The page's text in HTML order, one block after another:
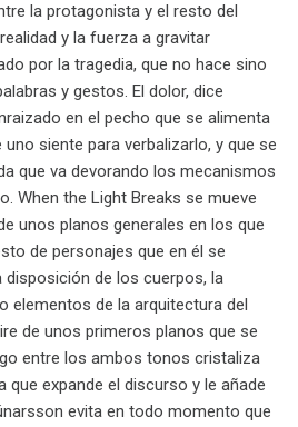
la protagonista y el resto del
y la fuerza a gravitar
por la tragedia, que no hace sino
y gestos. El dolor, dice
en el pecho que se alimenta
siente para verbalizarlo, y que se
que va devorando los mecanismos
When the Light Breaks se mueve
unos planos generales en los que
de personajes que en él se
disposición de los cuerpos, la
elementos de la arquitectura del
de unos primeros planos que se
entre los ambos tonos cristaliza
expande el discurso y le añade
evita en todo momento que